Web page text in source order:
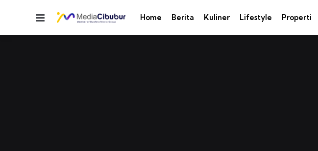
Menu Home Berita Kuliner Lifestyle Properti